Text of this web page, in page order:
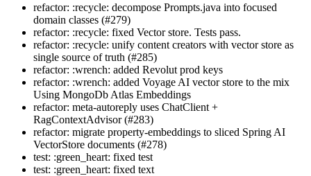
refactor: :recycle: decompose Prompts.java into focused
domain classes (#279)
refactor: :recycle: fixed Vector store. Tests pass.
refactor: :recycle: unify content creators with vector store as
single source of truth (#285)
refactor: :wrench: added Revolut prod keys
refactor: :wrench: added Voyage AI vector store to the mix
Using MongoDb Atlas Embeddings
refactor: meta-autoreply uses ChatClient +
RagContextAdvisor (#283)
refactor: migrate property-embeddings to sliced Spring AI
VectorStore documents (#278)
test: :green_heart: fixed test
test: :green_heart: fixed text